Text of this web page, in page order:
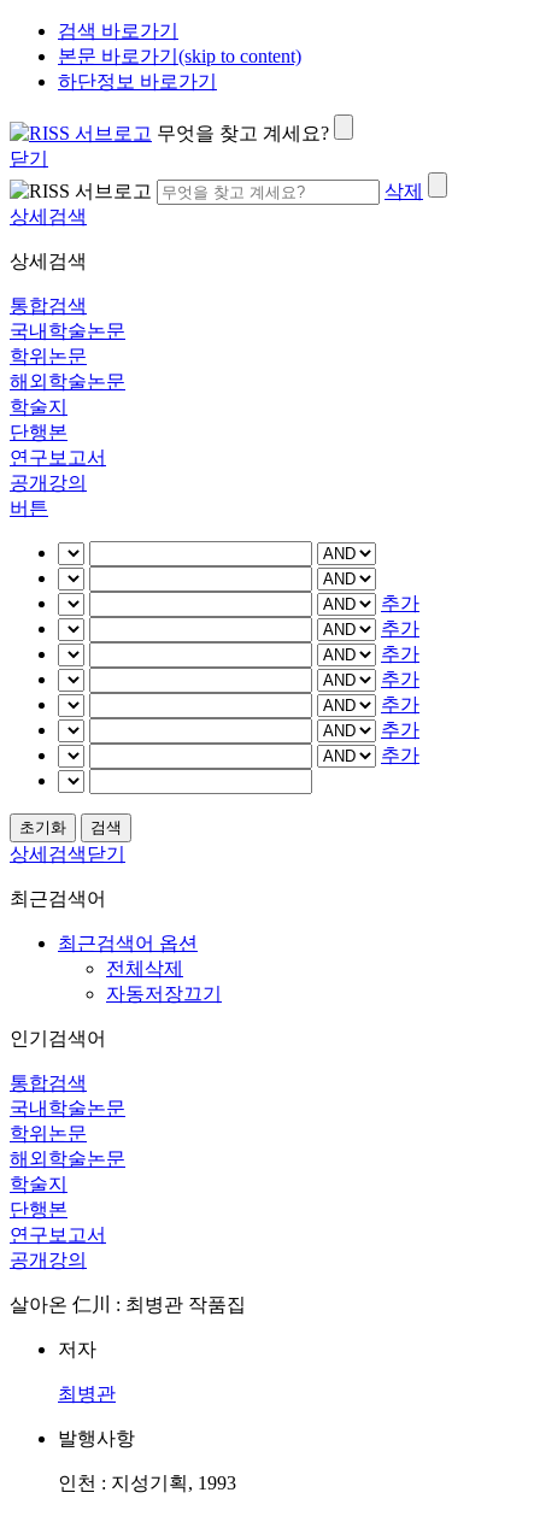
검색 바로가기
본문 바로가기(skip to content)
하단정보 바로가기
무엇을 찾고 계세요?
닫기
삭제
상세검색
상세검색
통합검색
국내학술논문
학위논문
해외학술논문
학술지
단행본
연구보고서
공개강의
버튼
추가
추가
추가
추가
추가
추가
추가
상세검색닫기
최근검색어
최근검색어 옵션
전체삭제
자동저장끄기
인기검색어
통합검색
국내학술논문
학위논문
해외학술논문
학술지
단행본
연구보고서
공개강의
살아온 仁川 : 최병관 작품집
저자
최병관
발행사항
인천 : 지성기획, 1993